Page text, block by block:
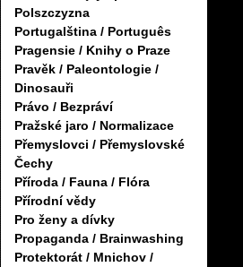
Polszczyzna
Portugalština / Português
Pragensie / Knihy o Praze
Pravěk / Paleontologie /
Dinosauři
Právo / Bezpráví
Pražské jaro / Normalizace
Přemyslovci / Přemyslovské
Čechy
Příroda / Fauna / Flóra
Přírodní vědy
Pro ženy a dívky
Propaganda / Brainwashing
Protektorát / Mnichov /